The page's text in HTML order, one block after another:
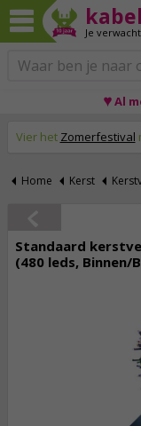
kabel
Je
♥ Al
Vier het Zomerfestival
Home Kerst
Standaard
(480 leds, Binnen/